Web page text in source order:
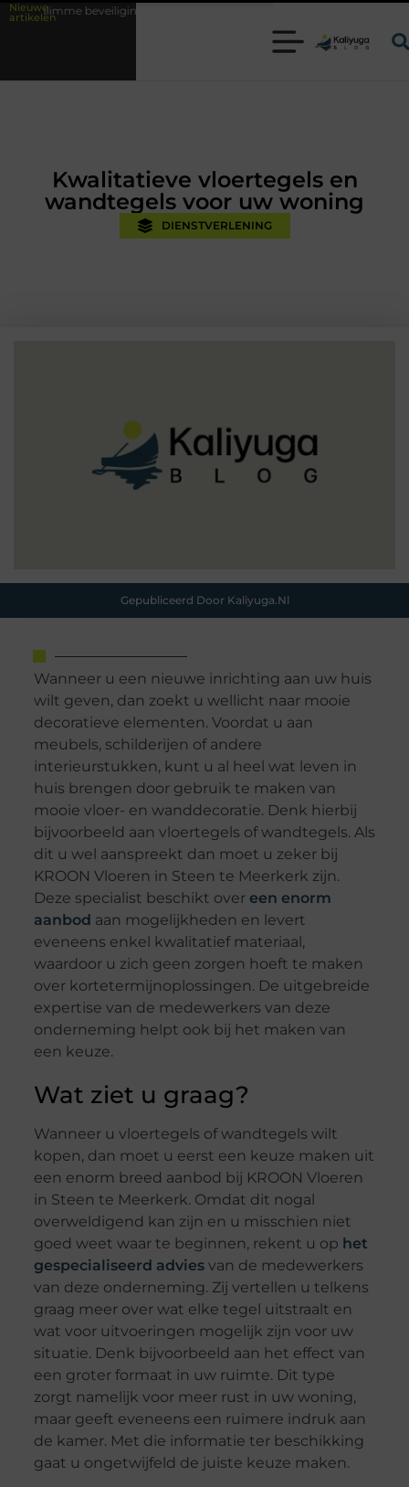
Nieuwe
artikelen met kennis uit de praktijk
Kwalitatieve vloertegels en
wandtegels voor uw woning
DIENSTVERLENING
Gepubliceerd Door Kaliyuga.nl
Wanneer u een nieuwe inrichting aan uw huis
wilt geven, dan zoekt u wellicht naar mooie
decoratieve elementen. Voordat u aan
meubels, schilderijen of andere
interieurstukken, kunt u al heel wat leven in
huis brengen door gebruik te maken van
mooie vloer- en wanddecoratie. Denk hierbij
bijvoorbeeld aan vloertegels of wandtegels. Als
dit u wel aanspreekt dan moet u zeker bij
KROON Vloeren in Steen te Meerkerk zijn.
Deze specialist beschikt over een enorm
aanbod aan mogelijkheden en levert
eveneens enkel kwalitatief materiaal,
waardoor u zich geen zorgen hoeft te maken
over kortetermijnoplossingen. De uitgebreide
expertise van de medewerkers van deze
onderneming helpt ook bij het maken van
een keuze.
Wat ziet u graag?
Wanneer u vloertegels of wandtegels wilt
kopen, dan moet u eerst een keuze maken uit
een enorm breed aanbod bij KROON Vloeren
in Steen te Meerkerk. Omdat dit nogal
overweldigend kan zijn en u misschien niet
goed weet waar te beginnen, rekent u op het
gespecialiseerd adviesvan de medewerkers
van deze onderneming. Zij vertellen u telkens
graag meer over wat elke tegel uitstraalt en
wat voor uitvoeringen mogelijk zijn voor uw
situatie. Denk bijvoorbeeld aan het effect van
een groter formaat in uw ruimte. Dit type
zorgt namelijk voor meer rust in uw woning,
maar geeft eveneens een ruimere indruk aan
de kamer. Met die informatie ter beschikking
gaat u ongetwijfeld de juiste keuze maken.